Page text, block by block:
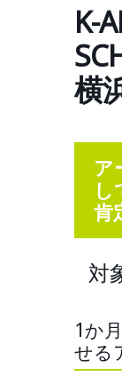
K-
横
ア
し
肯
対
1か
せる